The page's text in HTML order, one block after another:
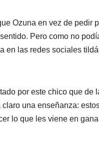
Ozuna en vez de pedir
Pero como no
en las redes sociales
por este chico que
una enseñanza:
lo que les viene en